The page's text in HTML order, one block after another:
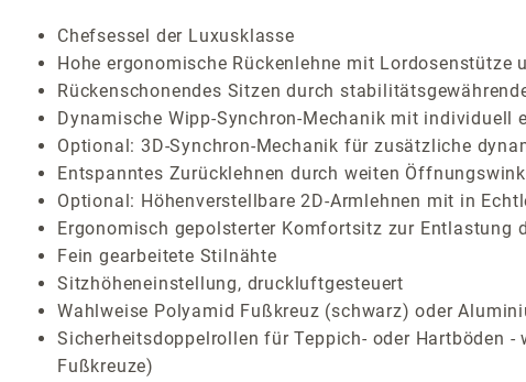
Chefsessel der Luxusklasse
Hohe ergonomische Rückenlehne mit Lordosenstütze
Rückenschonendes Sitzen durch
Dynamische Wipp-Synchron-Mechanik mit individuell
Optional: 3D-Synchron-Mechanik für zusätzliche
Entspanntes Zurücklehnen durch weiten
Optional: Höhenverstellbare 2D-Armlehnen mit in
Ergonomisch gepolsterter Komfortsitz zur Entlastung
Fein gearbeitete Stilnähte
Sitzhöheneinstellung, druckluftgesteuert
Wahlweise Polyamid Fußkreuz (schwarz) oder
Sicherheitsdoppelrollen für Teppich- oder Hartböden
Fußkreuze)